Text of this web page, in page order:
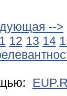
-->
12 13 14